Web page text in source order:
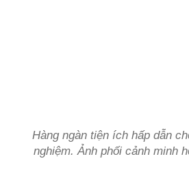
Hàng ngàn tiện ích hấp dẫn
nghiệm. Ảnh phối cảnh minh